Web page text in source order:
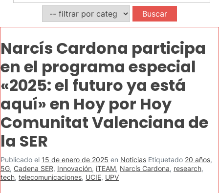
Narcís Cardona participa
en el programa especial
«2025: el futuro ya está
aquí» en Hoy por Hoy
Comunitat Valenciana de
la SER
Publicado el 15 de enero de 2025 en Noticias Etiquetado 20 años,
5G, Cadena SER, Innovación, iTEAM, Narcís Cardona, research,
tech, telecomunicaciones, UCIE, UPV